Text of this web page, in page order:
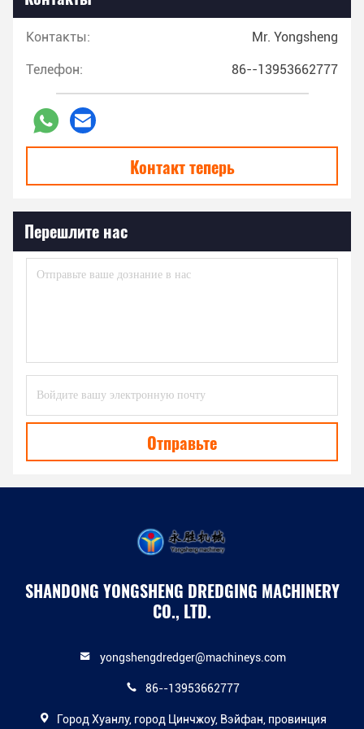
Контакты: Mr. Yongsheng
Телефон: 86--13953662777
Контакт теперь
Перешлите нас
Отправьте
SHANDONG YONGSHENG DREDGING MACHINERY
CO., LTD.
yongshengdredger@machineys.com
86--13953662777
Город Хуанлу, город Цинчжоу, Вэйфан, провинция